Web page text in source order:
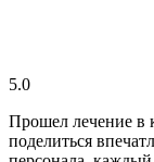
5.0
Прошел лечение в
поделиться